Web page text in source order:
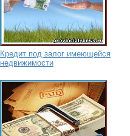
Кредит под залог имеющейся
недвижимости